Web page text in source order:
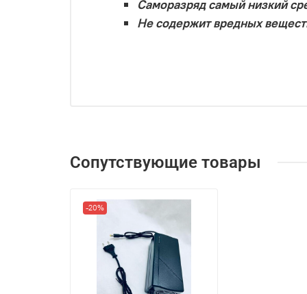
Саморазряд самый низкий
Не содержит вредных
Сопутствующие товары
-20%